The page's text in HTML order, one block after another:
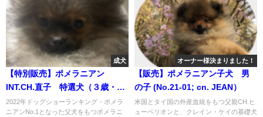
成犬
【特別販売】ポメラニアン
INT.CH.直子 特選犬（３歳・男
の子）のオーナー様を募集しま
す（cn.Arthur)
2022年ドッグショーランキング・ポメラ
ニアンNo.1となった父犬をもつポメラニ
オーナー様決まりました！
【販売】ポメラニアン子犬 男
の子 (No.21-01; cn. JEAN）
米国とタイ国の外産血統をもつ父親CH.ヒ
ューペリオンと、クレイン・ケイの基礎犬